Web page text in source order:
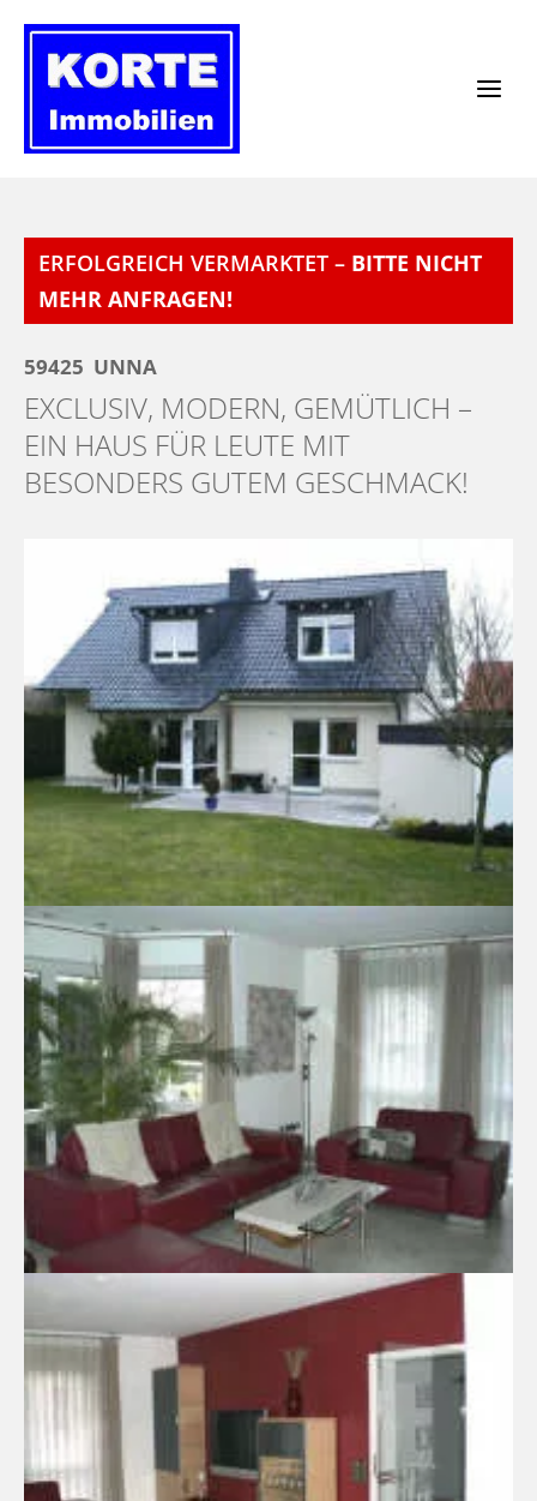
Inhalt
springen
ERFOLGREICH VERMARKTET – BITTE NICHT
MEHR ANFRAGEN!
59425 UNNA
EXCLUSIV, MODERN, GEMÜTLICH –
EIN HAUS FÜR LEUTE MIT
BESONDERS GUTEM GESCHMACK!